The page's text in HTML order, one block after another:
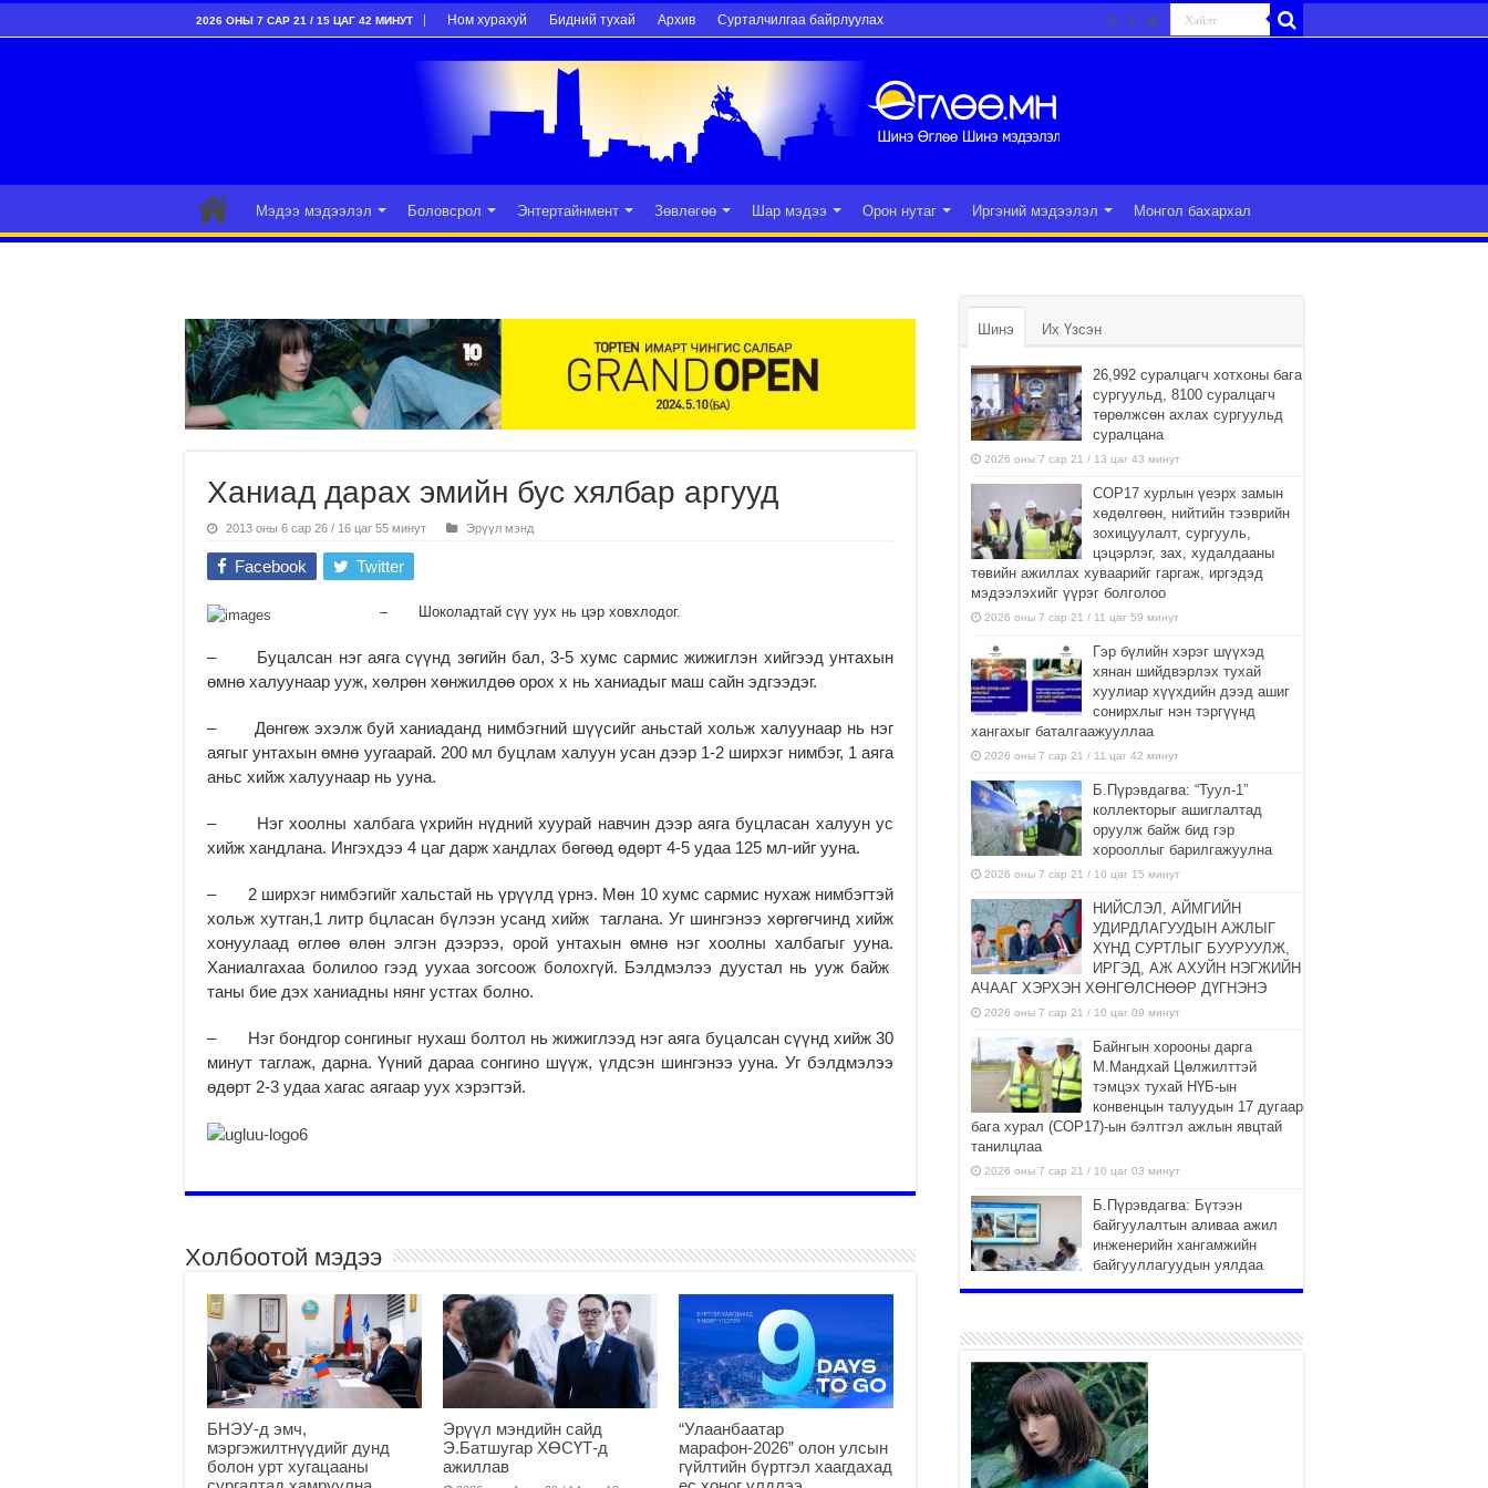
2026 ОНЫ 7 САР 21 / 15 ЦАГ 42 МИНУТ Ном хурахуй Бидний тухай Архив Сурталчилгаа байрлуулах
Мэдээ мэдээлэл Боловсрол Энтертайнмент Зөвлөгөө Шар мэдээ Орон нутаг Иргэний мэдээлэл Монгол бахархал
Ханиад дарах эмийн бус хялбар аргууд
2013 оны 6 сар 26 / 16 цаг 55 минут Эрүүл мэнд
Facebook Twitter
– Шоколадтай сүү уух нь цэр ховхлодог.
– Буцалсан нэг аяга сүүнд зөгийн бал, 3-5 хумс сармис жижиглэн хийгээд унтахын
өмнө халуунаар ууж, хөлрөн хөнжилдөө орох х нь ханиадыг маш сайн эдгээдэг.
– Дөнгөж эхэлж буй ханиаданд нимбэгний шүүсийг аньстай хольж халуунаар нь нэг
аягыг унтахын өмнө уугаарай. 200 мл буцлам халуун усан дээр 1-2 ширхэг нимбэг, 1 аяга
аньс хийж халуунаар нь ууна.
– Нэг хоолны халбага үхрийн нүдний хуурай навчин дээр аяга буцласан халуун ус
хийж хандлана. Ингэхдээ 4 цаг дарж хандлах бөгөөд өдөрт 4-5 удаа 125 мл-ийг ууна.
– 2 ширхэг нимбэгийг хальстай нь үрүүлд үрнэ. Мөн 10 хумс сармис нухаж нимбэгтэй
хольж хутган,1 литр бцласан бүлээн усанд хийж таглана. Уг шингэнээ хөргөгчинд хийж
хонуулаад өглөө өлөн элгэн дээрээ, орой унтахын өмнө нэг хоолны халбагыг ууна.
Ханиалгахаа болилоо гээд уухаа зогсоож болохгүй. Бэлдмэлээ дуустал нь ууж байж
таны бие дэх ханиадны нянг устгах болно.
– Нэг бондгор сонгиныг нухаш болтол нь жижиглээд нэг аяга буцалсан сүүнд хийж 30
минут таглаж, дарна. Үүний дараа сонгино шүүж, үлдсэн шингэнээ ууна. Уг бэлдмэлээ
өдөрт 2-3 удаа хагас аягаар уух хэрэгтэй.
Холбоотой мэдээ
БНЭУ-д эмч,
мэргэжилтнүүдийг дунд
болон урт хугацааны
Эрүүл мэндийн сайд
Э.Батшугар ХӨСҮТ-д
ажиллав
“Улаанбаатар
марафон-2026” олон улсын
гүйлтийн бүртгэл хаагдахад
Шинэ Их Үзсэн
26,992 суралцагч хотхоны бага
сургуульд, 8100 суралцагч
төрөлжсөн ахлах сургуульд
суралцана
2026 оны 7 сар 21 / 13 цаг 43 минут
COP17 хурлын үеэрх замын
хөдөлгөөн, нийтийн тээврийн
зохицуулалт, сургууль,
цэцэрлэг, зах, худалдааны
төвийн ажиллах хуваарийг гаргаж, иргэдэд
мэдээлэхийг үүрэг болголоо
2026 оны 7 сар 21 / 11 цаг 59 минут
Гэр бүлийн хэрэг шүүхэд
хянан шийдвэрлэх тухай
хуулиар хүүхдийн дээд ашиг
сонирхлыг нэн тэргүүнд
хангахыг баталгаажууллаа
2026 оны 7 сар 21 / 11 цаг 42 минут
Б.Пүрэвдагва: “Туул-1”
коллекторыг ашиглалтад
оруулж байж бид гэр
хорооллыг барилгажуулна
2026 оны 7 сар 21 / 10 цаг 15 минут
НИЙСЛЭЛ, АЙМГИЙН
УДИРДЛАГУУДЫН АЖЛЫГ
ХҮНД СУРТЛЫГ БУУРУУЛЖ,
ИРГЭД, АЖ АХУЙН НЭГЖИЙН
АЧААГ ХЭРХЭН ХӨНГӨЛСНӨӨР ДҮГНЭНЭ
2026 оны 7 сар 21 / 10 цаг 09 минут
Байнгын хорооны дарга
М.Мандхай Цөлжилттэй
тэмцэх тухай НҮБ-ын
конвенцын талуудын 17 дугаар
бага хурал (СОР17)-ын бэлтгэл ажлын явцтай
танилцлаа
2026 оны 7 сар 21 / 10 цаг 03 минут
Б.Пүрэвдагва: Бүтээн
байгуулалтын аливаа ажил
инженерийн хангамжийн
байгууллагуудын уялдаа
холбоогүйгээс саатах ёсгүй
“Сэлбэ 20 минутын хот”
төслийн анхны 12 давхар
барилгын үндсэн карказ,
цутгалтын ажил дууслаа
2026 оны 7 сар 20 / 17 цаг 17 минут
Мопед, скүүтер, тэдгээртэй
адилтгах үзүүлэлт бүхий